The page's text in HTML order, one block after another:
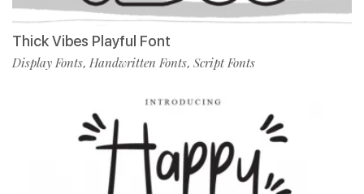
Thick Vibes Playful Font
Display Fonts, Handwritten Fonts, Script Fonts